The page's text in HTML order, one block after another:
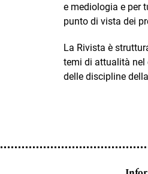
e mediologia e per
punto di vista dei
La Rivista è
temi di attualità nel
delle discipline